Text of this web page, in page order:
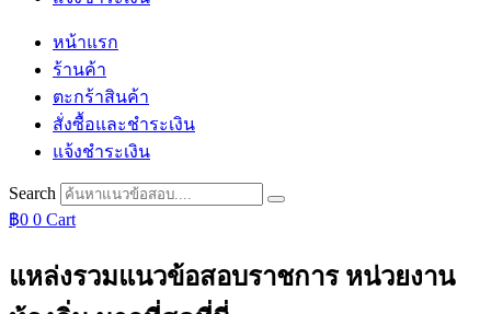
หน้าแรก
ร้านค้า
ตะกร้าสินค้า
สั่งซื้อและชำระเงิน
แจ้งชำระเงิน
Search
฿0 0 Cart
แหล่งรวมแนวข้อสอบราชการ หน่วยงาน